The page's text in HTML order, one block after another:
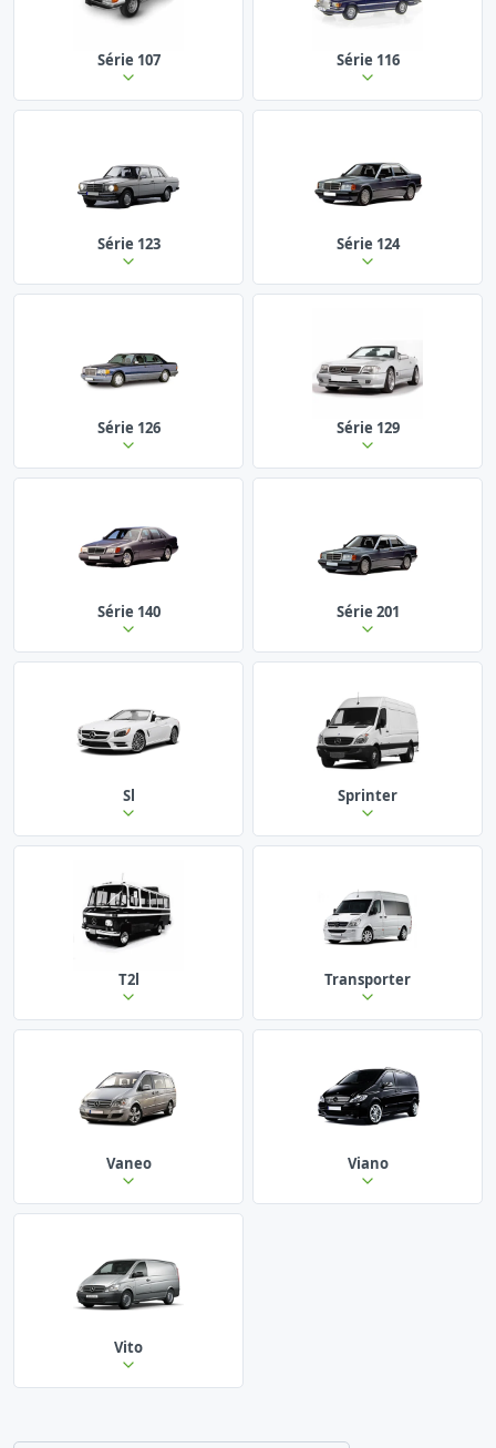
Série 107 Série 116
Série 123 Série 124
Série 126 Série 129
Série 140 Série 201
Sl Sprinter
T2l Transporter
Vaneo Viano
Vito